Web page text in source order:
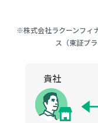
※株式会社ラクーンフィ
ス（東証プ